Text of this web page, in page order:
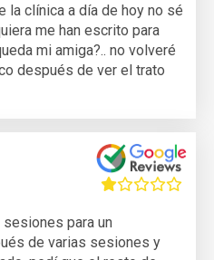
la clínica a día de hoy no sé
me han escrito para
mi amiga?.. no volveré
después de ver el trato
para un
de varias sesiones y